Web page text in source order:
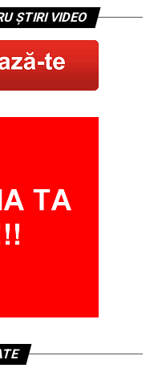
ȘTIRI VIDEO